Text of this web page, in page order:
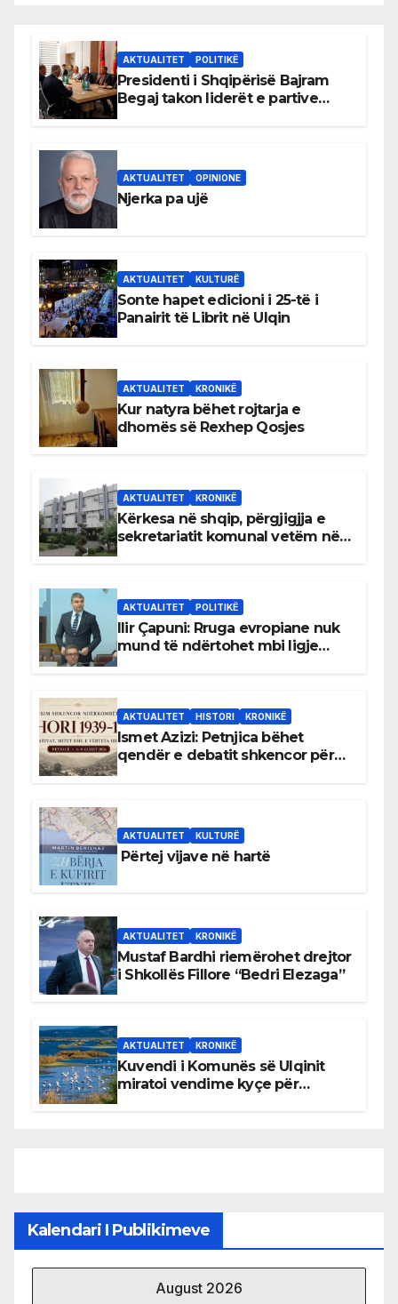
AKTUALITET POLITIKË
Presidenti i Shqipërisë Bajram
Begaj takon liderët e partive
AKTUALITET OPINIONE
Njerka pa ujë
AKTUALITET KULTURË
Sonte hapet edicioni i 25-të i
Panairit të Librit në Ulqin
AKTUALITET KRONIKË
Kur natyra bëhet rojtarja e
dhomës së Rexhep Qosjes
AKTUALITET KRONIKË
Kërkesa në shqip, përgjigjja e
sekretariatit komunal vetëm në
AKTUALITET POLITIKË
Ilir Çapuni: Rruga evropiane nuk
mund të ndërtohet mbi ligje
AKTUALITET HISTORI KRONIKË
Ismet Azizi: Petnjica bëhet
qendër e debatit shkencor për
AKTUALITET KULTURË
Përtej vijave në hartë
AKTUALITET KRONIKË
Mustaf Bardhi riemërohet drejtor
i Shkollës Fillore “Bedri Elezaga”
AKTUALITET KRONIKË
Kuvendi i Komunës së Ulqinit
miratoi vendime kyçe për
Kalendari I Publikimeve
August 2026